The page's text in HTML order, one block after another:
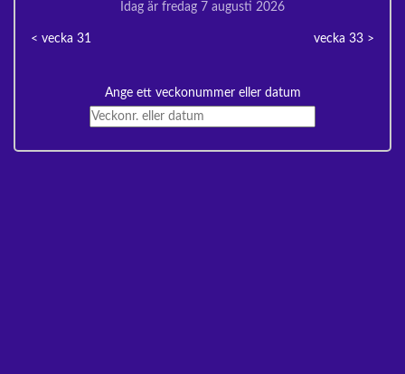
Idag är fredag 7 augusti 2026
< vecka31 vecka 33>
Ange ett veckonummer eller datum